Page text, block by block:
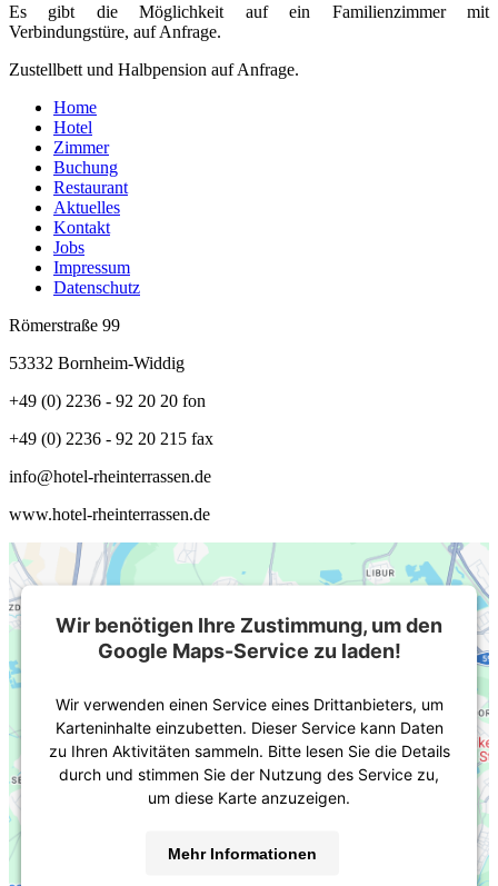
Es gibt die Möglichkeit auf ein Familienzimmer mit
Verbindungstüre, auf Anfrage.
Zustellbett und Halbpension auf Anfrage.
Home
Hotel
Zimmer
Buchung
Restaurant
Aktuelles
Kontakt
Jobs
Impressum
Datenschutz
Römerstraße 99
53332 Bornheim-Widdig
+49 (0) 2236 - 92 20 20 fon
+49 (0) 2236 - 92 20 215 fax
info@hotel-rheinterrassen.de
www.hotel-rheinterrassen.de
Wir benötigen Ihre Zustimmung, um den
Google Maps-Service zu laden!
Wir verwenden einen Service eines Drittanbieters, um
Karteninhalte einzubetten. Dieser Service kann Daten
zu Ihren Aktivitäten sammeln. Bitte lesen Sie die Details
durch und stimmen Sie der Nutzung des Service zu,
um diese Karte anzuzeigen.
Mehr Informationen